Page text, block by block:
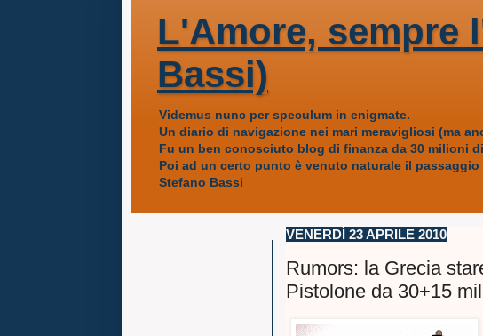
L'Amore, sempre
Bassi)
Videmus nunc per speculum in enigmate.
Un diario di navigazione nei mari meravigliosi (ma
Fu un ben conosciuto blog di finanza da 30 milioni
Poi ad un certo punto è venuto naturale il
Stefano Bassi
VENERDÌ 23 APRILE 2010
Rumors: la Grecia
Pistolone da 30+15